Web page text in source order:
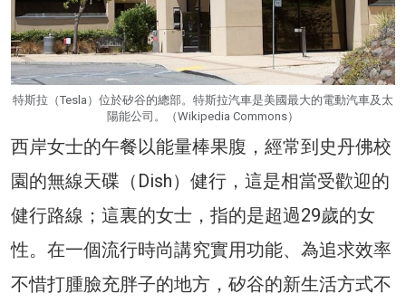
特斯拉（Tesla）位於矽谷的總部。特斯拉汽車是美國最大的電動汽車及太
陽能公司。（Wikipedia Commons）
西岸女士的午餐以能量棒果腹，經常到史丹佛校
園的無線天碟（Dish）健行，這是相當受歡迎的
健行路線；這裏的女士，指的是超過29歲的女
性。在一個流行時尚講究實用功能、為追求效率
不惜打腫臉充胖子的地方，矽谷的新生活方式不